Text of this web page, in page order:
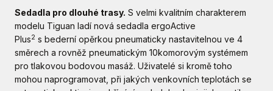
Sedadla pro dlouhé trasy. S velmi kvalitním charakterem
modelu Tiguan ladí nová sedadla ergoActive
Plus2 s bederní opěrkou pneumaticky nastavitelnou ve 4
směrech a rovněž pneumatickým 10komorovým systémem
pro tlakovou bodovou masáž. Uživatelé si kromě toho
mohou naprogramovat, při jakých venkovních teplotách se